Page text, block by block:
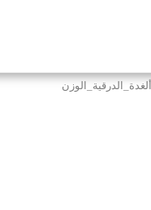
ألغدة_الدرقية_الوزن